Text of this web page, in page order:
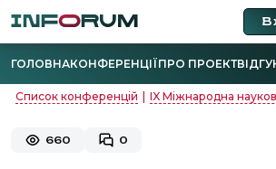
ГОЛОВНАКОНФЕРЕНЦІЇПРО ПРОЕКТ
Список конференцій IX Міжнародна
660 0